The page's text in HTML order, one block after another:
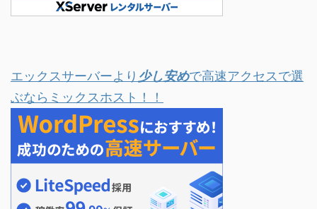
エックスサーバーより 少し安めで高速アクセスで選
ぶならミックスホスト！！